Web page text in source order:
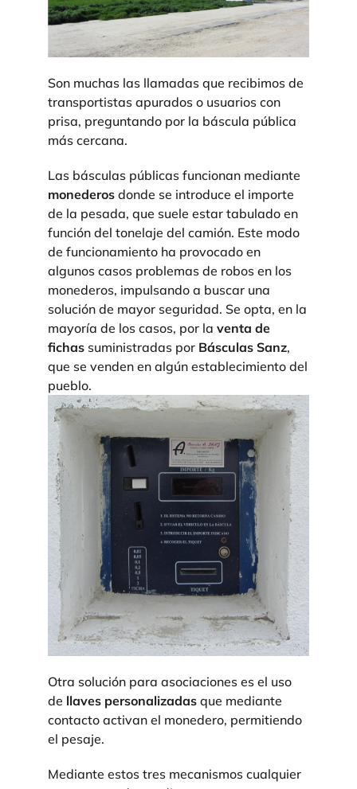
Son muchas las llamadas que recibimos de
transportistas apurados o usuarios con
prisa, preguntando por la báscula pública
más cercana.
Las básculas públicas funcionan mediante
monederosdonde se introduce el importe
de la pesada, que suele estar tabulado en
función del tonelaje del camión. Este modo
de funcionamiento ha provocado en
algunos casos problemas de robos en los
monederos, impulsando a buscar una
solución de mayor seguridad. Se opta, en la
mayoría de los casos, por la venta de
fichassuministradas por Básculas Sanz,
que se venden en algún establecimiento del
pueblo.
Otra solución para asociaciones es el uso
de llaves personalizadasque mediante
contacto activan el monedero, permitiendo
el pesaje.
Mediante estos tres mecanismos cualquier